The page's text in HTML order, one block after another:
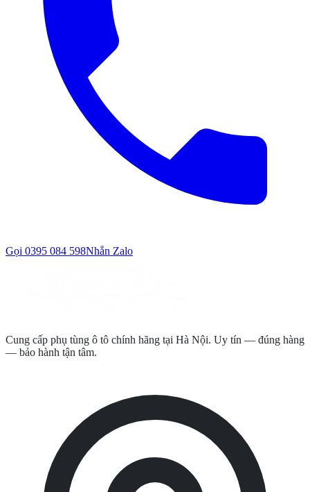
Gọi 0395 084 598Nhắn Zalo
Cung cấp phụ tùng ô tô chính hãng tại Hà Nội. Uy tín — đúng hàng
— bảo hành tận tâm.